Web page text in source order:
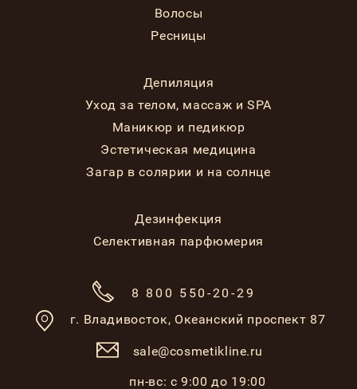
Волосы
Ресницы
Депиляция
Уход за телом, массаж и SPA
Маникюр и педикюр
Эстетическая медицина
Загар в солярии и на солнце
Дезинфекция
Селективная парфюмерия
8 800 550-20-29
г. Владивосток, Океанский проспект 87
sale@cosmetikline.ru
пн-вс: с 9:00 до 19:00